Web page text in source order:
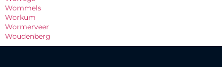
Wommels
Workum
Wormerveer
Woudenberg